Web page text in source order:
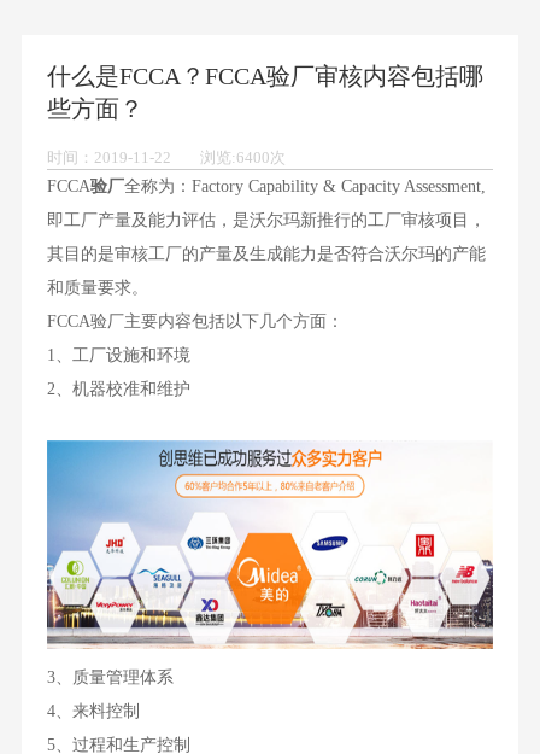
什么是FCCA？FCCA验厂审核内容包括哪
些方面？
时间：2019-11-22 浏览:6400次
FCCA验厂全称为：Factory Capability & Capacity Assessment,
即工厂产量及能力评估，是沃尔玛新推行的工厂审核项目，
其目的是审核工厂的产量及生成能力是否符合沃尔玛的产能
和质量要求。
FCCA验厂主要内容包括以下几个方面：
1、工厂设施和环境
2、机器校准和维护
3、质量管理体系
4、来料控制
5、过程和生产控制